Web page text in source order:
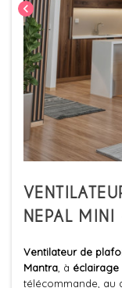
chevron_left
NEPAL
Ventilateur de
Mantra , à éclairage
télécommande, au